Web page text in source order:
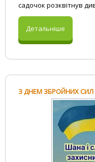
садочок розквітнув
Детальніше
З ДНЕМ ЗБРОЙНИХ СИЛ